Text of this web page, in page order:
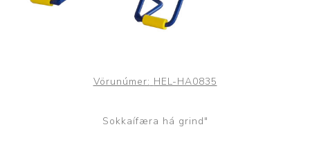
Vörunúmer: HEL-HA0835
Sokkaífæra há grind"